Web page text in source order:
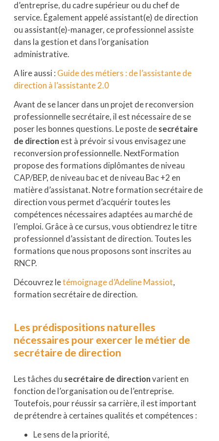
d’entreprise, du cadre supérieur ou du chef de
service. Également appelé assistant(e) de direction
ou assistant(e)-manager, ce professionnel assiste
dans la gestion et dans l’organisation
administrative.
A lire aussi : Guide des métiers : de l’assistante de
direction à l’assistante 2.0
Avant de se lancer dans un projet de reconversion
professionnelle secrétaire, il est nécessaire de se
poser les bonnes questions. Le poste desecrétaire
de directionest à prévoir si vous envisagez une
reconversion professionnelle. NextFormation
propose des formations diplômantes de niveau
CAP/BEP, de niveau bac et de niveau Bac +2 en
matière d’assistanat. Notre formation secrétaire de
direction vous permet d’acquérir toutes les
compétences nécessaires adaptées au marché de
l’emploi. Grâce à ce cursus, vous obtiendrez le titre
professionnel d’assistant de direction. Toutes les
formations que nous proposons sont inscrites au
RNCP.
Découvrez letémoignage d’Adeline Massiot,
formation secrétaire de direction.
Les prédispositions naturelles
nécessaires pour exercer le métier de
secrétaire de direction
Les tâches du secrétaire de directionvarient en
fonction de l’organisation ou de l’entreprise.
Toutefois, pour réussir sa carrière, il est important
de prétendre à certaines qualités et compétences :
Le sens de la priorité,